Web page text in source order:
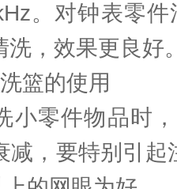
。对钟表零
洗，效果更良好
的使用
零件物品时，
减，要特别引